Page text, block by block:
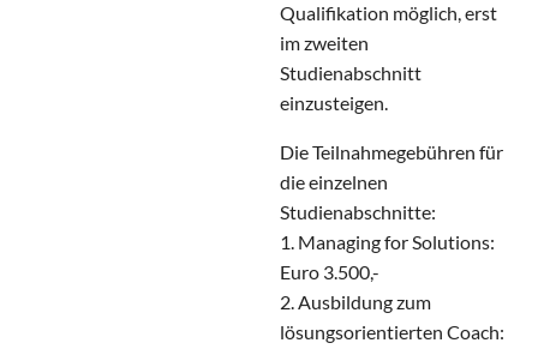
Qualifikation möglich, erst
im zweiten
Studienabschnitt
einzusteigen.
Die Teilnahmegebühren für
die einzelnen
Studienabschnitte:
1. Managing for Solutions:
Euro 3.500,-
2. Ausbildung zum
lösungsorientierten Coach: